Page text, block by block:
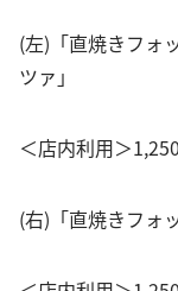
(左)「直焼きフォ
ツァ」
＜店内利用＞
(右)「直焼きフォ